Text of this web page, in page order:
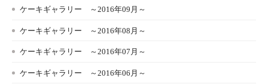
ケーキギャラリー ～2016年09月～
ケーキギャラリー ～2016年08月～
ケーキギャラリー ～2016年07月～
ケーキギャラリー ～2016年06月～